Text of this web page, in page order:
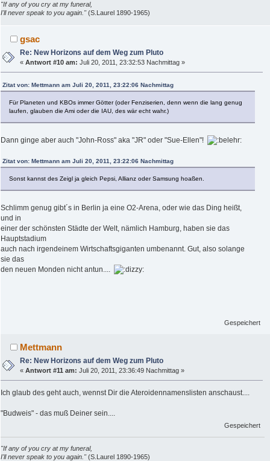
"If any of you cry at my funeral,
I'll never speak to you again."(S.Laurel 1890-1965)
gsac
Re: New Horizons auf dem Weg zum Pluto
«Antwort #10 am: Juli 20, 2011, 23:32:53 Nachmittag »
Zitat von: Mettmann am Juli 20, 2011, 23:22:06 Nachmittag
Für Planeten und KBOs immer Götter (oder Fenziserien, denn wenn die lang genug
laufen, glauben die Ami oder die IAU, des wär echt wahr.)
Dann ginge aber auch "John-Ross" aka "JR" oder "Sue-Ellen"!
Zitat von: Mettmann am Juli 20, 2011, 23:22:06 Nachmittag
Sonst kannst des Zeigl ja gleich Pepsi, Allianz oder Samsung hoaßen.
Schlimm genug gibt´s in Berlin ja eine O2-Arena, oder wie das Ding heißt,
und in
einer der schönsten Städte der Welt, nämlich Hamburg, haben sie das
Hauptstadium
auch nach irgendeinem Wirtschaftsgiganten umbenannt. Gut, also solange
sie das
den neuen Monden nicht antun....
Gespeichert
Mettmann
Re: New Horizons auf dem Weg zum Pluto
«Antwort #11 am: Juli 20, 2011, 23:36:49 Nachmittag »
Ich glaub des geht auch, wennst Dir die Ateroidennamenslisten anschaust....
"Budweis" - das muß Deiner sein....
Gespeichert
"If any of you cry at my funeral,
I'll never speak to you again."(S.Laurel 1890-1965)